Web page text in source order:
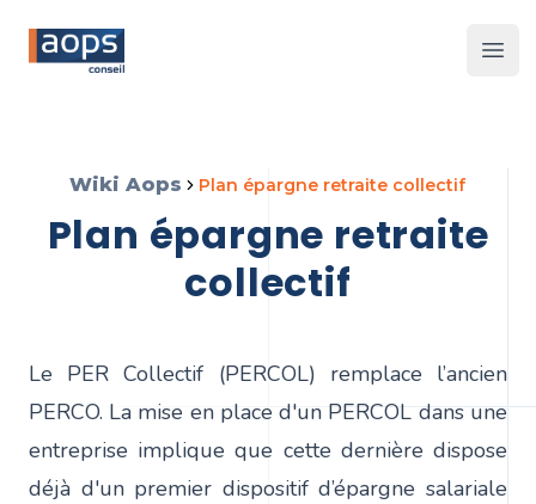
Les
Wiki Aops plan épargne retraite collectif
plan épargne retraite
collectif
Le PER Collectif (PERCOL) remplace l’ancien
PERCO. La mise en place d'un PERCOL dans une
entreprise implique que cette dernière dispose
déjà d'un premier dispositif d’épargne salariale